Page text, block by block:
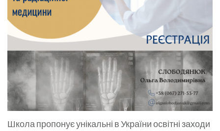
Школа пропонує унікальні в України освітні заходи